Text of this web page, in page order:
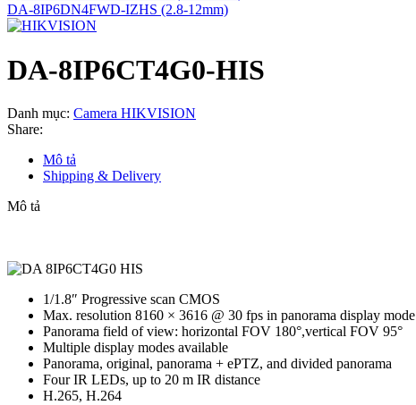
DA-8IP6DN4FWD-IZHS (2.8-12mm)
DA-8IP6CT4G0-HIS
Danh mục: Camera HIKVISION
Share:
Mô tả
Shipping & Delivery
Mô tả
1/1.8″ Progressive scan CMOS
Max. resolution 8160 × 3616 @ 30 fps in panorama display mode
Panorama field of view: horizontal FOV 180°,vertical FOV 95°
Multiple display modes available
Panorama, original, panorama + ePTZ, and divided panorama
Four IR LEDs, up to 20 m IR distance
H.265, H.264